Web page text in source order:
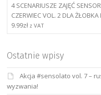
4 SCENARIUSZE ZAJĘĆ
CZERWIEC VOL. 2 DLA
9.99zł z VAT
Ostatnie wpisy
Akcja #sensolato vol. 7 –
wyzwania!